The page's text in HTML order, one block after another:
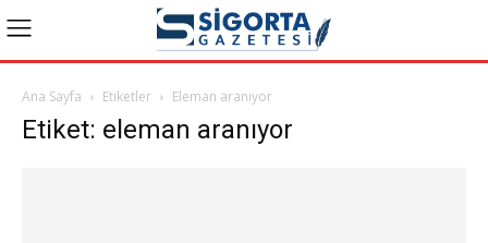
Ana Sayfa Etiketler Eleman aranıyor
Etiket: eleman aranıyor